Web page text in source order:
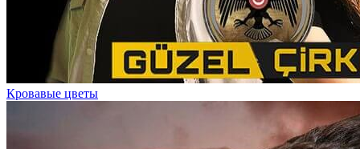
Кровавые цветы